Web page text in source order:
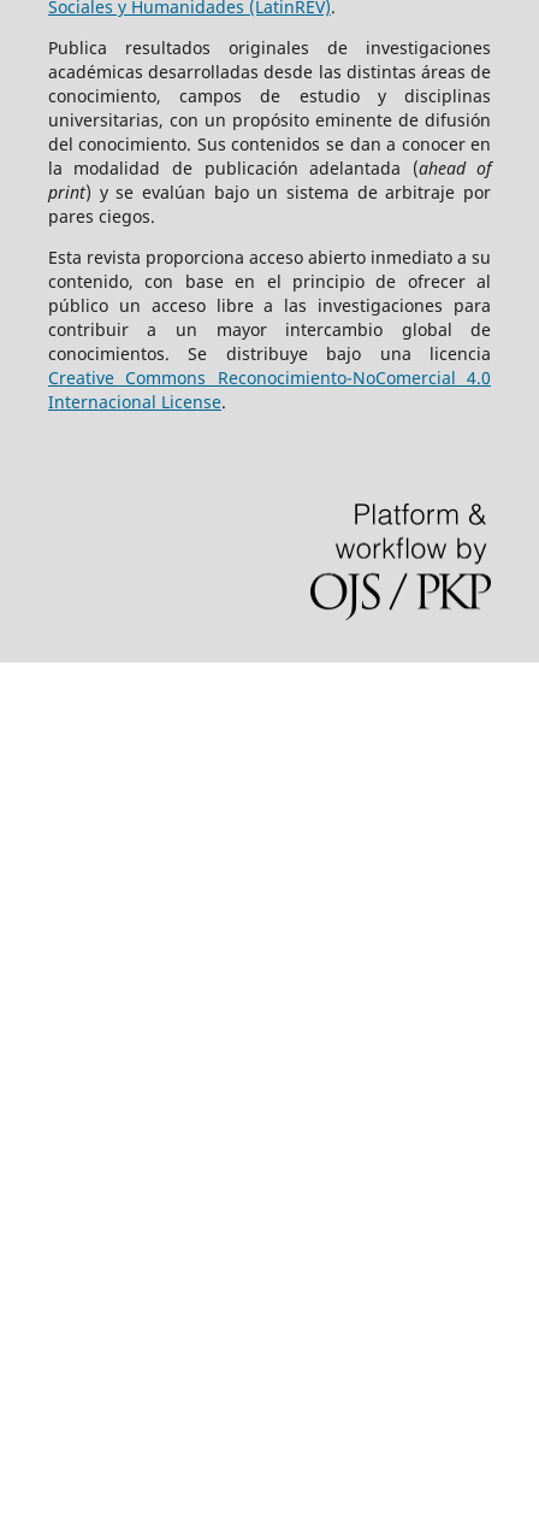
Sociales y Humanidades (LatinREV).
Publica resultados originales de investigaciones
académicas desarrolladas desde las distintas áreas de
conocimiento, campos de estudio y disciplinas
universitarias, con un propósito eminente de difusión
del conocimiento. Sus contenidos se dan a conocer en
la modalidad de publicación adelantada (ahead of
print) y se evalúan bajo un sistema de arbitraje por
pares ciegos.
Esta revista proporciona acceso abierto inmediato a su
contenido, con base en el principio de ofrecer al
público un acceso libre a las investigaciones para
contribuir a un mayor intercambio global de
conocimientos. Se distribuye bajo una licencia
Creative Commons Reconocimiento-NoComercial 4.0
Internacional License.